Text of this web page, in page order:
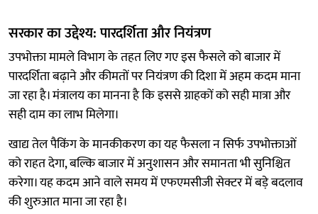
सरकार का उद्देश्य: पारदर्शिता और नियंत्रण
उपभोक्ता मामले विभाग के तहत लिए गए इस फैसले को बाजार में
पारदर्शिता बढ़ाने और कीमतों पर नियंत्रण की दिशा में अहम कदम माना
जा रहा है। मंत्रालय का मानना है कि इससे ग्राहकों को सही मात्रा और
सही दाम का लाभ मिलेगा।
खाद्य तेल पैकिंग के मानकीकरण का यह फैसला न सिर्फ उपभोक्ताओं
को राहत देगा, बल्कि बाजार में अनुशासन और समानता भी सुनिश्चित
करेगा। यह कदम आने वाले समय में एफएमसीजी सेक्टर में बड़े बदलाव
की शुरुआत माना जा रहा है।